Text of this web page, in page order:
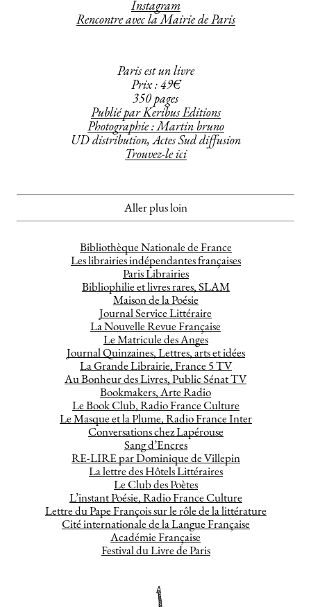
Instagram
Rencontre avec la Mairie de Paris
Paris est un livre
Prix : 49€
350 pages
Publié par Keribus Editions
Photographie : Martin bruno
UD distribution, Actes Sud diffusion
Trouvez-le ici
Aller plus loin
Bibliothèque Nationale de France
Les librairies indépendantes françaises
Paris Librairies
Bibliophilie et livres rares, SLAM
Maison de la Poésie
Journal Service Littéraire
La Nouvelle Revue Française
Le Matricule des Anges
Journal Quinzaines, Lettres, arts et idées
La Grande Librairie, France 5 TV
Au Bonheur des Livres, Public Sénat TV
Bookmakers, Arte Radio
Le Book Club, Radio France Culture
Le Masque et la Plume, Radio France Inter
Conversations chez Lapérouse
Sang d’Encres
RE-LIRE par Dominique de Villepin
La lettre des Hôtels Littéraires
Le Club des Poètes
L’instant Poésie, Radio France Culture
Lettre du Pape François sur le rôle de la littérature
Cité internationale de la Langue Française
Académie Française
Festival du Livre de Paris